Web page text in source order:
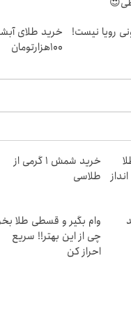
800 میلیونی رویا نیست!
خرید طلای
۱۰۰هزارتومان
خرید شمش 1 گرمی از
طلاسی
وام بگیر و قسطی طلا
چی از این بهتر!! سریع
احراز کن